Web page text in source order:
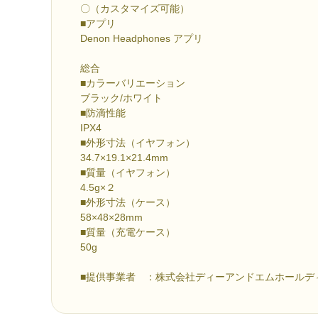
〇（カスタマイズ可能）
■アプリ
Denon Headphones アプリ
総合
■カラーバリエーション
ブラック/ホワイト
■防滴性能
IPX4
■外形寸法（イヤフォン）
34.7×19.1×21.4mm
■質量（イヤフォン）
4.5g×２
■外形寸法（ケース）
58×48×28mm
■質量（充電ケース）
50g
■提供事業者 ：株式会社ディーアンドエムホールデ